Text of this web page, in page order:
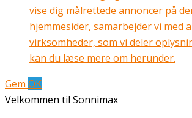
vise dig målrettede annoncer på
hjemmesider, samarbejder vi med
virksomheder, som vi deler
kan du læse mere om herunder.
Gem OK
Velkommen til Sonnimax